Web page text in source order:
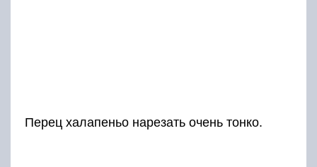
Перец халапеньо нарезать очень тонко.